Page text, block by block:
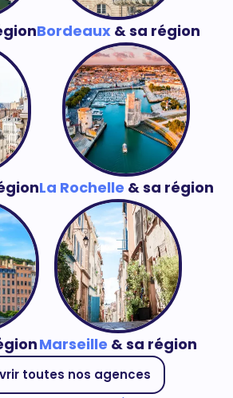
Bordeaux& sa région
La Rochelle & sa région
Marseille & sa région
toutes nos agences